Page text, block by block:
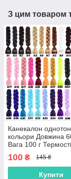
З цим товаром
Канекалон
кольори Довжина
Вага 100 г
100 ₴ 145 ₴
Купити